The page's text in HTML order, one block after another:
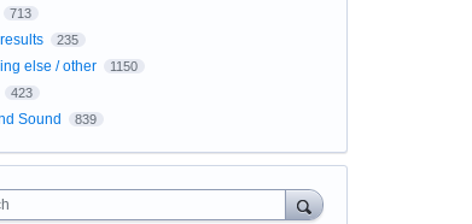
713
235
else / other 1150
423
Sound 839